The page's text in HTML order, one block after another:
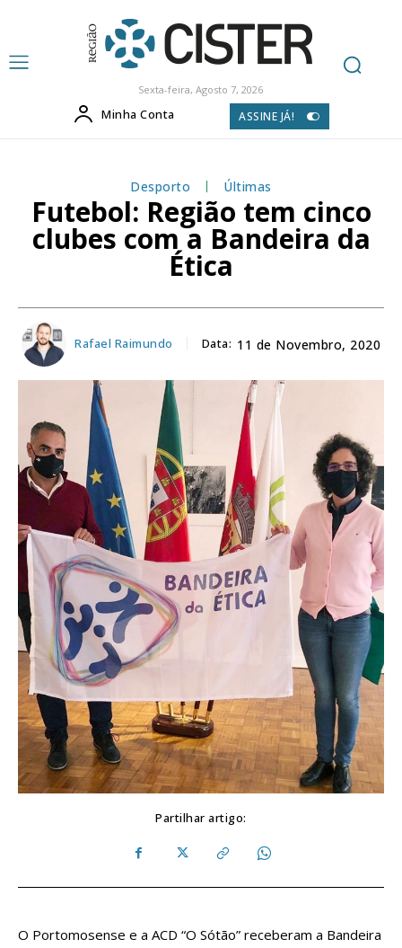
Sexta-feira, Agosto 7, 2026
Minha Conta ASSINE JÁ!
Desporto Últimas
Futebol: Região tem cinco
clubes com a Bandeira da
Ética
Rafael Raimundo Data: 11 de Novembro, 2020
Partilhar artigo:
O Portomosense e a ACD “O Sótão” receberam a Bandeira